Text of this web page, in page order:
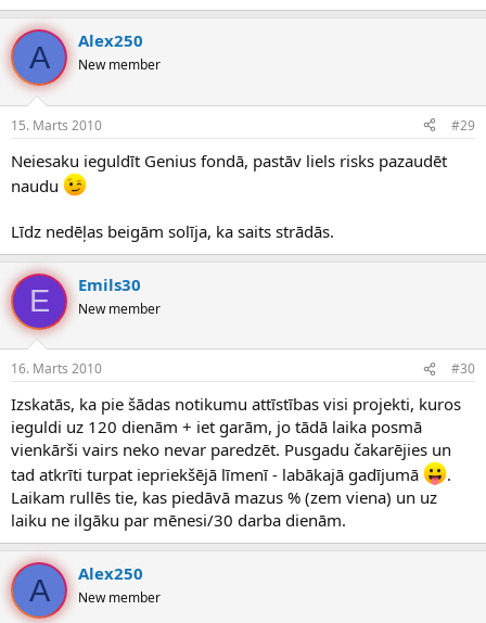
A Alex250
New member
15. Marts 2010 #29
Neiesaku ieguldīt Genius fondā, pastāv liels risks pazaudēt
naudu
Līdz nedēļas beigām solīja, ka saits strādās.
E Emils30
New member
16. Marts 2010 #30
Izskatās, ka pie šādas notikumu attīstības visi projekti, kuros
ieguldi uz 120 dienām + iet garām, jo tādā laika posmā
vienkārši vairs neko nevar paredzēt. Pusgadu čakarējies un
tad atkrīti turpat iepriekšējā līmenī - labākajā gadījumā
.
Laikam rullēs tie, kas piedāvā mazus % (zem viena) un uz
laiku ne ilgāku par mēnesi/30 darba dienām.
A Alex250
New member